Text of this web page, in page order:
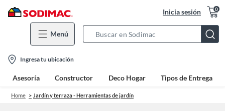
Inicia sesión 0
Menú
Bar
location-
icon
Ingresa tu ubicación
Asesoría Constructor Deco Hogar Tipos de Entrega
Home Jardín y terraza - Herramientas de jardín